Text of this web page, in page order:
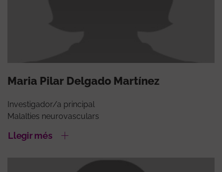
Maria Pilar Delgado Martínez
Investigador/a principal
Malalties neurovasculars
Llegir més